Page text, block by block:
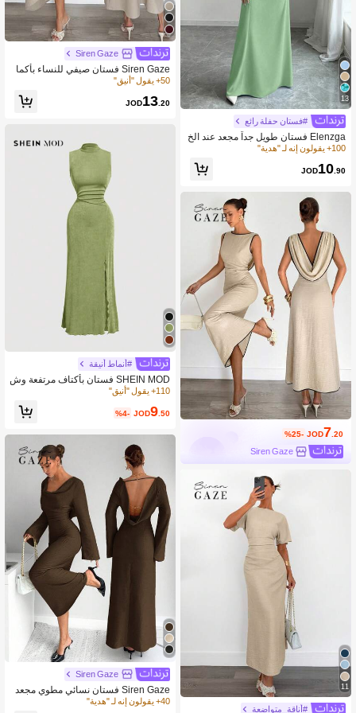
13
#فستان حفلة رائع
Elenzga فستان طويل جداً مجعد عند الخ
صر مع كتف مائل
100+ يقولون إنه لـ "هدية"
JOD10.90
JOD7 .20
%25-
Siren Gaze
11
#أناقة_متواضعة
Siren Gaze
Siren Gaze فستان صيفي للنساء بأكما
م خفافيش وظهر مكشوف وربطة على ال
50+ يقول "أنيق"
JOD13.20
#أنماط أنيقة
SHEIN MOD فستان بأكتاف مرتفعة وش
ق علوي للنساء للاحتفال بعيد الحب
110+ يقول "أنيق"
JOD9.50
%4-
Siren Gaze
Siren Gaze فستان نسائي مطوي مجعد
الخصر، فستان مزين بسلسلة معدنية ظه
40+ يقولون إنه لـ "هدية"